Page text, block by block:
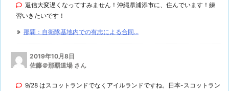
返信大変遅くなってすみません！沖縄県浦添市に、住んでいます！練
習いきたいです！
那覇：自衛隊基地内での有志による合同...
2019年10月8日
佐藤＠那覇道場 さん
9/28 はスコットランドでなくアイルランドですね。日本-スコットラン